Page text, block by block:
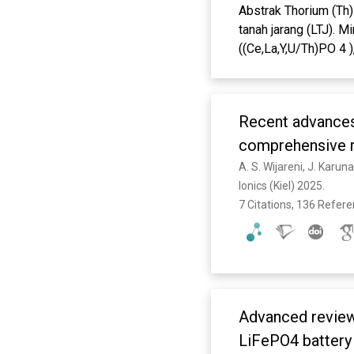
Abstrak Thorium
tanah jarang (LTJ).
((Ce,La,Y,U/Th)PO
bentuk thorium
OH). Hasil
ekstraksi paling
ekstraksi Th, besi
presipitasi Th
temperatur yang
83,69%. Pre-
Thorium (Th) is a
thorite (ThSiO 4 ).
REM from
Recent
comprehensive
A. S. Wijareni, J.
Ionics (Kiel) 2025.
7 Citations, 136
Advanced
LiFePO4